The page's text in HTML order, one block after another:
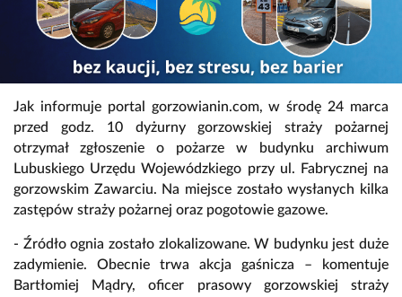
Jak informuje portal gorzowianin.com, w środę 24 marca
przed godz. 10 dyżurny gorzowskiej straży pożarnej
otrzymał zgłoszenie o pożarze w budynku archiwum
Lubuskiego Urzędu Wojewódzkiego przy ul. Fabrycznej na
gorzowskim Zawarciu. Na miejsce zostało wysłanych kilka
zastępów straży pożarnej oraz pogotowie gazowe.
- Źródło ognia zostało zlokalizowane. W budynku jest duże
zadymienie. Obecnie trwa akcja gaśnicza – komentuje
Bartłomiej Mądry, oficer prasowy gorzowskiej straży